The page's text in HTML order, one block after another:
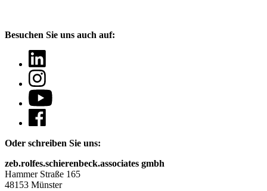
Besuchen Sie uns auch auf:
Oder schreiben Sie uns:
zeb.rolfes.schierenbeck.associates gmbh
Hammer Straße 165
48153 Münster